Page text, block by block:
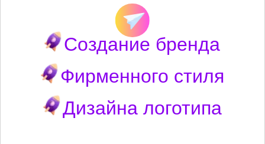
Создание бренда
Фирменного стиля
Дизайна логотипа